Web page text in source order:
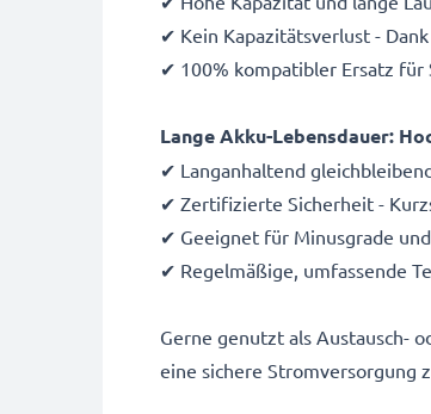
✔ Kein Kapazitätsverlust -
✔ 100% kompatibler Ersatz für
Lange Akku-Lebensdauer:
✔ Langanhaltend
✔ Zertifizierte Sicherheit -
✔ Geeignet für Minusgrade
✔ Regelmäßige, umfassende
Gerne genutzt als Austausch-
eine sichere Stromversorgung